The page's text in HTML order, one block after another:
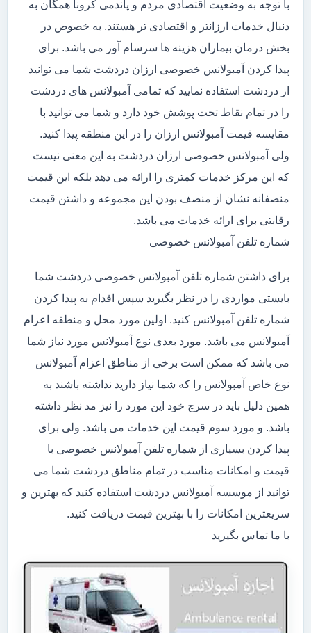
با توجه به وضعیت اقتصادی مردم و پاندمی کرونا همگان به
دنبال خدمات ارزانتر و اقتصادی تر هستند. به خصوص در
بخش درمان بیماران هزینه ها سرسام آور می باشد. برای
پیدا کردن آمبولانس خصوصی ارزان دردشت شما می توانید
از دردشت استفاده نمایید که تمامی آمبولانس های دردشت
را در تمام نقاط تحت پوشش خود دارد و شما می توانید با
مقایسه قیمت آمبولانس ارزان را در این منطقه پیدا کنید.
ولی آمبولانس خصوصی ارزان دردشت به این معنی نیست
که این مرکز خدمات کمتری را ارائه می دهد بلکه این قیمت
منصفانه نشان از منصف بودن این مجموعه و داشتن قیمت
رقابتی برای ارائه خدمات می باشد.
شماره تلفن آمبولانس خصوصی
برای داشتن شماره تلفن آمبولانس خصوصی دردشت شما
بایستی مواردی را در نظر بگیرید سپس اقدام به پیدا کردن
شماره تلفن آمبولانس کنید. اولین مورد محل و منطقه اعزام
آمبولانس می باشد. مورد بعدی نوع آمبولانس مورد نیاز شما
می باشد که ممکن است برخی از مناطق اعزام آمبولانس
نوع خاص آمبولانس را که شما نیاز دارید نداشته باشند به
همین دلیل باید در سرچ خود این مورد را نیز مد نظر داشته
باشد. و مورد سوم قیمت این خدمات می باشد. ولی برای
پیدا کردن بسیاری از شماره تلفن آمبولانس خصوصی با
قیمت و امکانات مناسب در تمام مناطق دردشت شما می
توانید از موسسه آمبولانس دردشت استفاده کنید که بهترین و
سریعترین امکانات را با بهترین قیمت دریافت کنید.
با ما تماس بگیرید